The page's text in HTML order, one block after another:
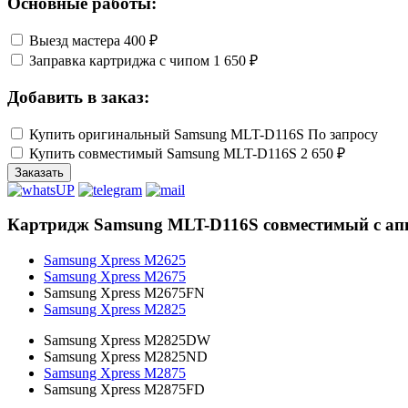
Выезд мастера 400 ₽
Заправка картриджа с чипом 1 650 ₽
Добавить в заказ:
Купить оригинальный Samsung MLT-D116S По запросу
Купить совместимый Samsung MLT-D116S 2 650 ₽
Заказать
Картридж Samsung MLT-D116S совместимый с
Samsung Xpress M2625
Samsung Xpress M2675
Samsung Xpress M2675FN
Samsung Xpress M2825
Samsung Xpress M2825DW
Samsung Xpress M2825ND
Samsung Xpress M2875
Samsung Xpress M2875FD